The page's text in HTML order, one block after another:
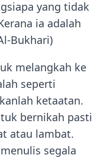
yang tidak
ia adalah
Bukhari)
melangkah ke
seperti
ketaatan.
bernikah pasti
atau lambat.
segala